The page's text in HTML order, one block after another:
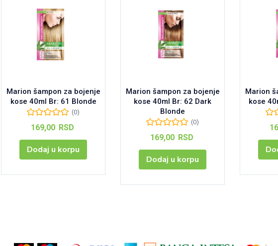
Marion šampon za bojenje
kose 40ml Br: 61 Blonde
(0)
169,00 RSD
Dodaj u korpu
Marion šampon za bojenje
kose 40ml Br: 62 Dark
Blonde
(0)
169,00 RSD
Dodaj u korpu
Marion
kose